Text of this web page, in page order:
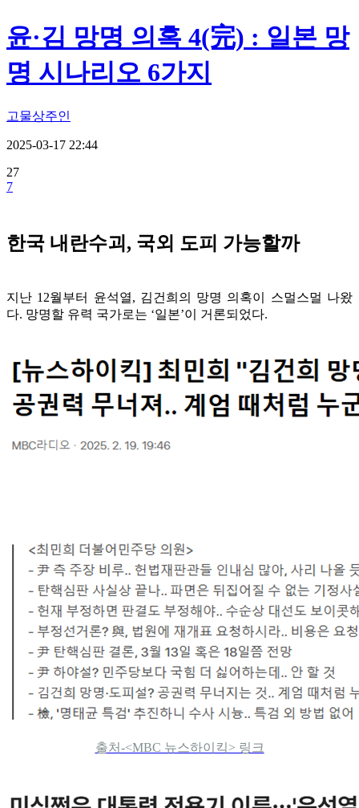
윤·김 망명 의혹 4(完) : 일본 망
명 시나리오 6가지
고물상주인
2025-03-17 22:44
27
7
한국 내란수괴, 국외 도피 가능할까
지난 12월부터 윤석열, 김건희의 망명 의혹이 스멀스멀 나왔
다. 망명할 유력 국가로는 ‘일본’이 거론되었다.
출처-<MBC 뉴스하이킥> 링크